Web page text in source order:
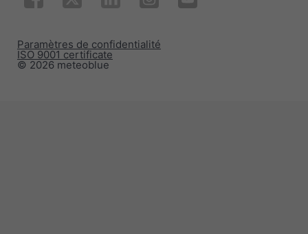
© 2026 meteoblue
ISO 9001 certificate
Paramètres de confidentialité